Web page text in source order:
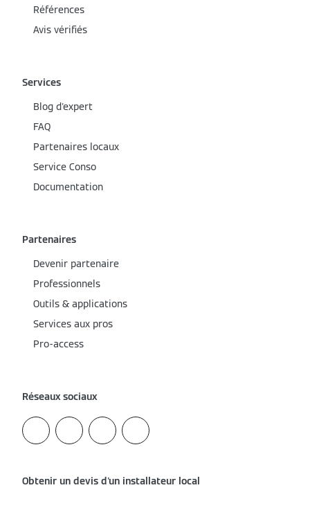
Références
Avis vérifiés
Services
Blog d'expert
FAQ
Partenaires locaux
Service Conso
Documentation
Partenaires
Devenir partenaire
Professionnels
Outils & applications
Services aux pros
Pro-access
Réseaux sociaux
Obtenir un devis d'un installateur local